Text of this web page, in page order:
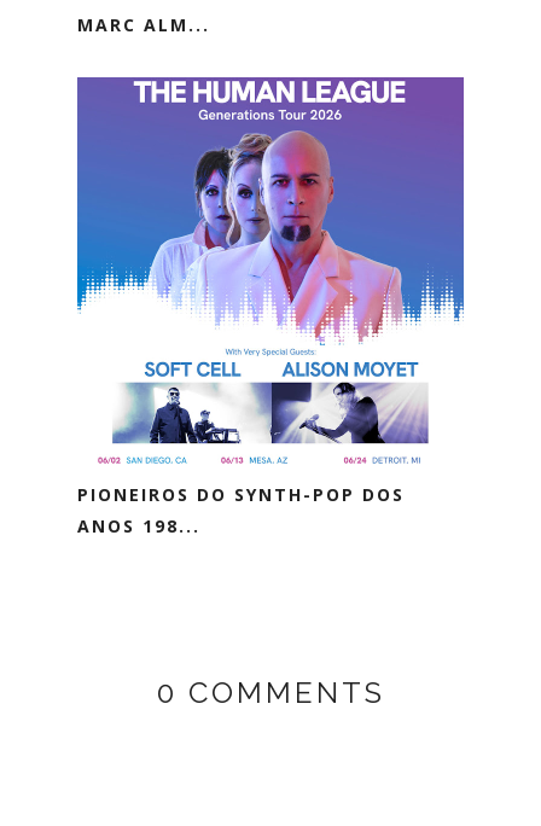
MARC ALM...
PIONEIROS DO SYNTH-POP DOS
ANOS 198...
0 COMMENTS